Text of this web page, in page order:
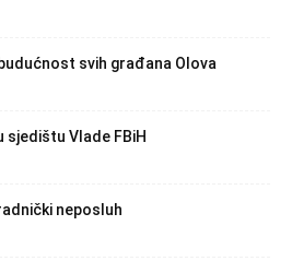
svih građana Olova
sjedištu Vlade FBiH
neposluh